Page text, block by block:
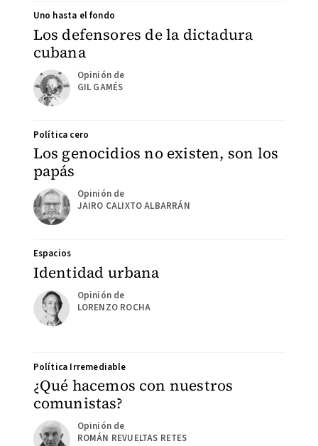
Los defensores de la dictadura
cubana
Uno hasta el fondo
GIL GAMÉS
Los genocidios no existen, son los
papás
Política cero
JAIRO CALIXTO ALBARRÁN
Identidad urbana
Espacios
LORENZO ROCHA
¿Qué hacemos con nuestros
comunistas?
Política Irremediable
ROMÁN REVUELTAS RETES